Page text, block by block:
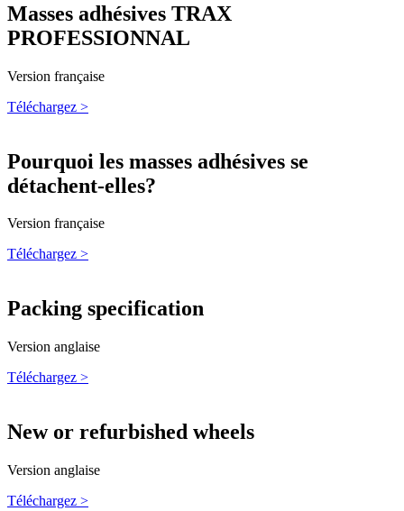
Masses adhésives TRAX
PROFESSIONNAL
Version française
Téléchargez >
Pourquoi les masses adhésives se
détachent-elles?
Version française
Téléchargez >
Packing specification
Version anglaise
Téléchargez >
New or refurbished wheels
Version anglaise
Téléchargez >